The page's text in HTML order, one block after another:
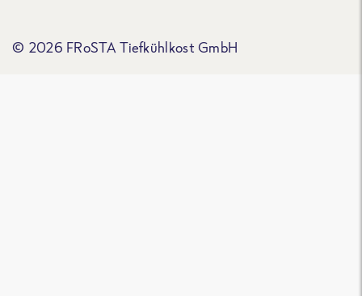
© 2026 FRoSTA Tiefkühlkost GmbH